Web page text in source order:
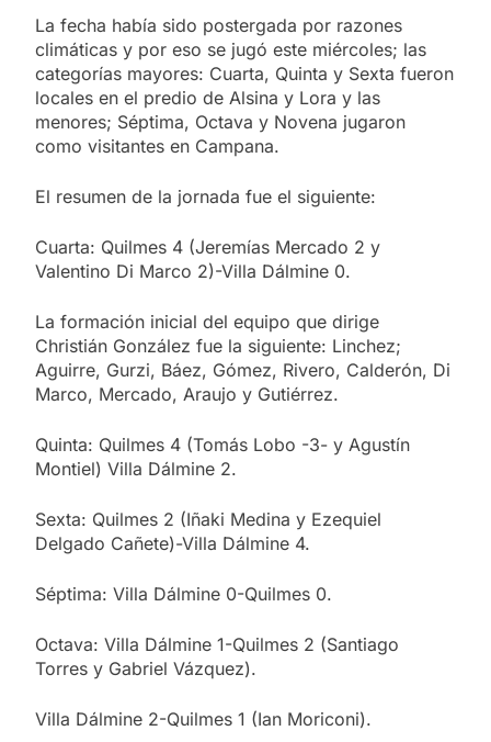
La fecha había sido postergada por razones
climáticas y por eso se jugó este miércoles; las
categorías mayores: Cuarta, Quinta y Sexta fueron
locales en el predio de Alsina y Lora y las
menores; Séptima, Octava y Novena jugaron
como visitantes en Campana.
El resumen de la jornada fue el siguiente:
Cuarta: Quilmes 4 (Jeremías Mercado 2 y
Valentino Di Marco 2)-Villa Dálmine 0.
La formación inicial del equipo que dirige
Christián González fue la siguiente: Linchez;
Aguirre, Gurzi, Báez, Gómez, Rivero, Calderón, Di
Marco, Mercado, Araujo y Gutiérrez.
Quinta: Quilmes 4 (Tomás Lobo -3- y Agustín
Montiel) Villa Dálmine 2.
Sexta: Quilmes 2 (Iñaki Medina y Ezequiel
Delgado Cañete)-Villa Dálmine 4.
Séptima: Villa Dálmine 0-Quilmes 0.
Octava: Villa Dálmine 1-Quilmes 2 (Santiago
Torres y Gabriel Vázquez).
Villa Dálmine 2-Quilmes 1 (Ian Moriconi).